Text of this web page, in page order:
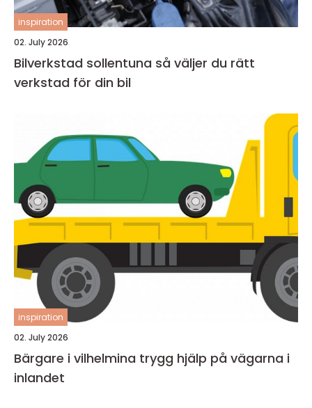
inspiration
02. July 2026
Bilverkstad sollentuna så väljer du rätt
verkstad för din bil
inspiration
02. July 2026
Bärgare i vilhelmina trygg hjälp på vägarna i
inlandet